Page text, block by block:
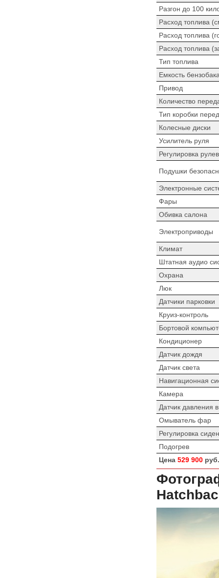
Разгон до 100
Расход топлива
Расход топлива
Расход топлива
Тип топлива
Емкость
Привод
Количество
Тип коробки
Колесные диски
Усилитель руля
Регулировка
Подушки
Электронные
Фары
Обивка салона
Электроприводы
Климат
Штатная аудио
Охрана
Люк
Датчики парковки
Круиз-контроль
Бортовой
Кондиционер
Датчик дождя
Датчик света
Навигационная
Камера
Датчик давления
Омыватель фар
Регулировка
Подогрев
Цена 529 900руб.